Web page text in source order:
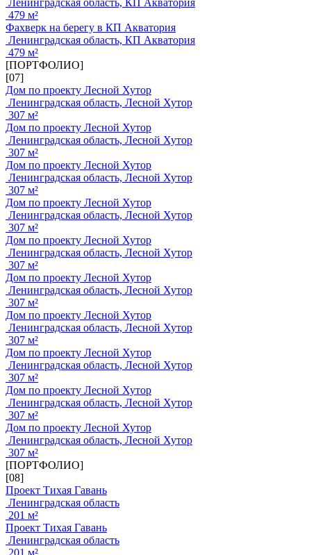
Ленинградская область, КП Акватория
479 м²
Фахверк на берегу в КП Акватория
Ленинградская область, КП Акватория
479 м²
[ПОРТФОЛИО]
[07]
Дом по проекту Лесной Хутор
Ленинградская область, Лесной Хутор
307 м²
Дом по проекту Лесной Хутор
Ленинградская область, Лесной Хутор
307 м²
Дом по проекту Лесной Хутор
Ленинградская область, Лесной Хутор
307 м²
Дом по проекту Лесной Хутор
Ленинградская область, Лесной Хутор
307 м²
Дом по проекту Лесной Хутор
Ленинградская область, Лесной Хутор
307 м²
Дом по проекту Лесной Хутор
Ленинградская область, Лесной Хутор
307 м²
Дом по проекту Лесной Хутор
Ленинградская область, Лесной Хутор
307 м²
Дом по проекту Лесной Хутор
Ленинградская область, Лесной Хутор
307 м²
Дом по проекту Лесной Хутор
Ленинградская область, Лесной Хутор
307 м²
Дом по проекту Лесной Хутор
Ленинградская область, Лесной Хутор
307 м²
[ПОРТФОЛИО]
[08]
Проект Тихая Гавань
Ленинградская область
201 м²
Проект Тихая Гавань
Ленинградская область
201 м²